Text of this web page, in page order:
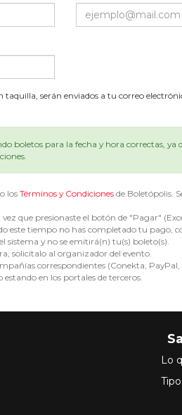
taquilla, serán enviados a tu correo
boletos para la fecha y hora correctas, ya
los Términos y Condiciones de Boletópolis.
que presionaste el botón de "Pagar"
este tiempo no has completado tu pago,
sistema y no se emitirá(n) tu(s) boleto(s).
solicítalo al organizador del evento.
correspondientes (Conekta,
en los portales de terceros.
Lo